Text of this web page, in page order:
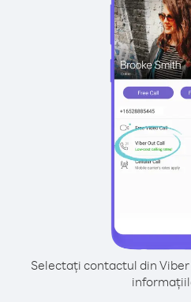
Selectați contactul din